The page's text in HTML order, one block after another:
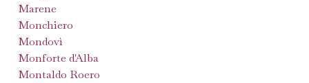
Marene
Monchiero
Mondovì
Monforte d'Alba
Montaldo Roero